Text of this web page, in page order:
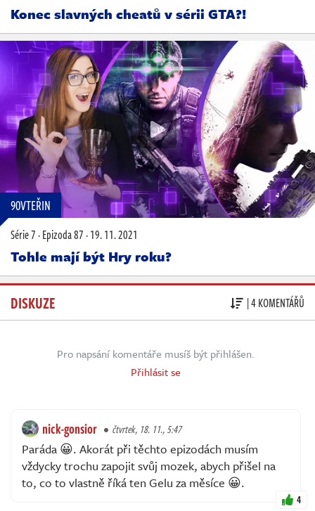
Konec slavných cheatů v sérii GTA?!
90VTEŘIN
Série 7·Epizoda 87·19. 11. 2021
Tohle mají být Hry roku?
DISKUZE | 4 KOMENTÁŘŮ
Pro napsání komentáře musíš být přihlášen.
Přihlásit se
nick-gonsior čtvrtek, 18. 11., 5:47
Paráda 😀. Akorát při těchto epizodách musím
vždycky trochu zapojit svůj mozek, abych přišel na
to, co to vlastně říká ten Gelu za měsíce 😀.
4